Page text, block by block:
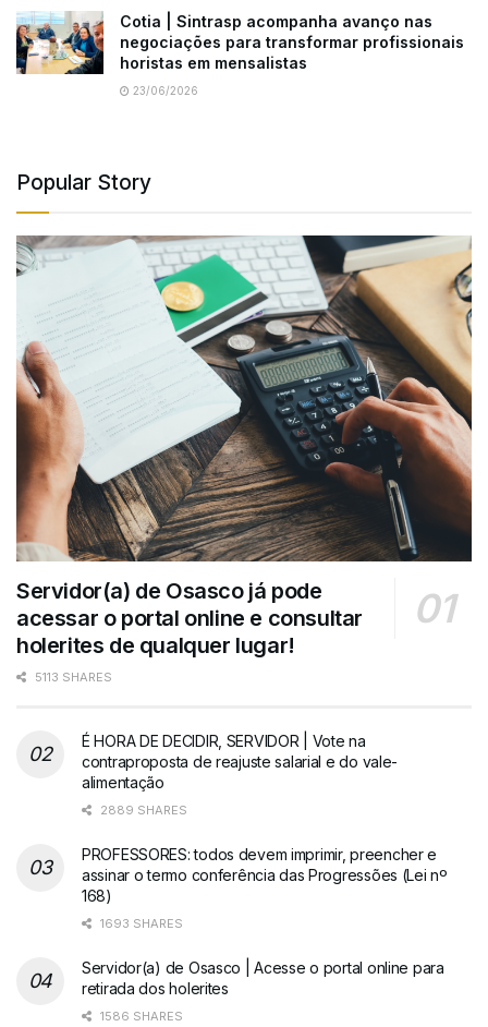
Cotia | Sintrasp acompanha avanço nas
negociações para transformar profissionais
horistas em mensalistas
23/06/2026
Popular Story
Servidor(a) de Osasco já pode
acessar o portal online e consultar
holerites de qualquer lugar!
5113 SHARES
É HORA DE DECIDIR, SERVIDOR | Vote na
contraproposta de reajuste salarial e do vale-
alimentação
2889 SHARES
PROFESSORES: todos devem imprimir, preencher e
assinar o termo conferência das Progressões (Lei nº
168)
1693 SHARES
Servidor(a) de Osasco | Acesse o portal online para
retirada dos holerites
1586 SHARES